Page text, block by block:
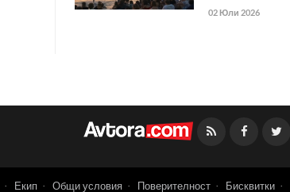
02 Юли 2026
Facebook
Екип Общи условия Поверителност Бисквитки